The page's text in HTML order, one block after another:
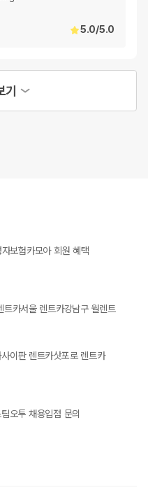
5.0/5.0
보험카모아 회원 혜택
트카서울 렌트카강남구 월렌트
사이판 렌트카삿포로 렌트카
팀오투 채용입점 문의